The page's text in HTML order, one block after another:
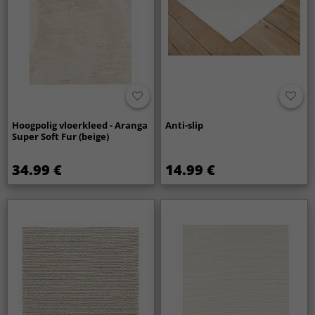
Hoogpolig vloerkleed - Aranga
Super Soft Fur (beige)
34.99 €
Anti-slip
14.99 €